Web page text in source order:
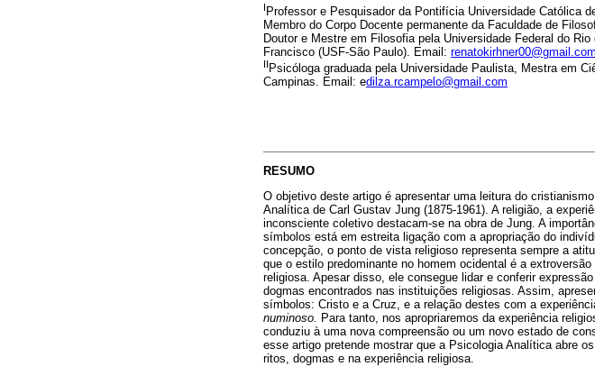
IProfessor e Pesquisador da Pontifícia Universidade Católica
Membro do Corpo Docente permanente da Faculdade de
Doutor e Mestre em Filosofia pela Universidade Federal do
Francisco (USF-São Paulo). Email: renatokirhner00@gmail.com
II Psicóloga graduada pela Universidade Paulista, Mestra em
Campinas. Email: edilza.rcampelo@gmail.com
RESUMO
O objetivo deste artigo é apresentar uma leitura do
Analítica de Carl Gustav Jung (1875-1961). A religião, a
inconsciente coletivo destacam-se na obra de Jung. A
símbolos está em estreita ligação com a apropriação do
concepção, o ponto de vista religioso representa sempre a
que o estilo predominante no homem ocidental é a
religiosa. Apesar disso, ele consegue lidar e conferir
dogmas encontrados nas instituições religiosas. Assim,
símbolos: Cristo e a Cruz, e a relação destes com a
numinoso.
Para tanto, nos apropriaremos da experiência
conduziu à uma nova compreensão ou um novo estado de
esse artigo pretende mostrar que a Psicologia Analítica abre
ritos, dogmas e na experiência religiosa.